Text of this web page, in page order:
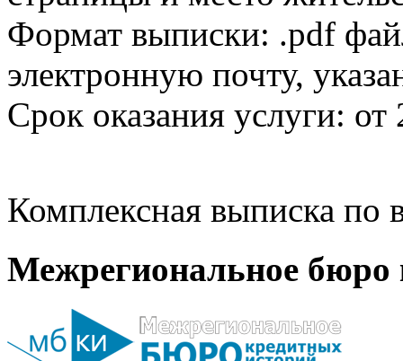
Формат выписки: .pdf
электронную почту,
Срок оказания услуги: от
Комплексная выписка
Межрегиональное бюро